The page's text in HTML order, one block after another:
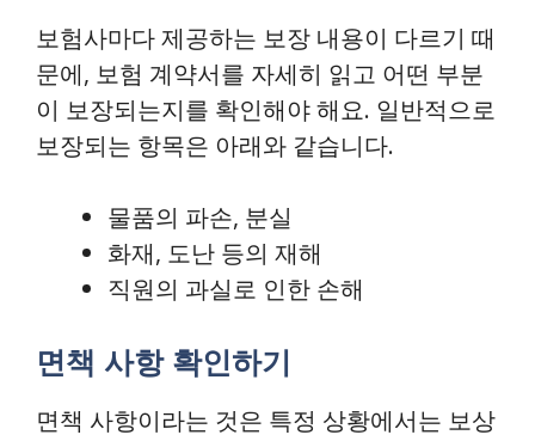
보험사마다 제공하는 보장 내용이 다르기 때
문에, 보험 계약서를 자세히 읽고 어떤 부분
이 보장되는지를 확인해야 해요. 일반적으로
보장되는 항목은 아래와 같습니다.
물품의 파손, 분실
화재, 도난 등의 재해
직원의 과실로 인한 손해
면책 사항 확인하기
면책 사항이라는 것은 특정 상황에서는 보상